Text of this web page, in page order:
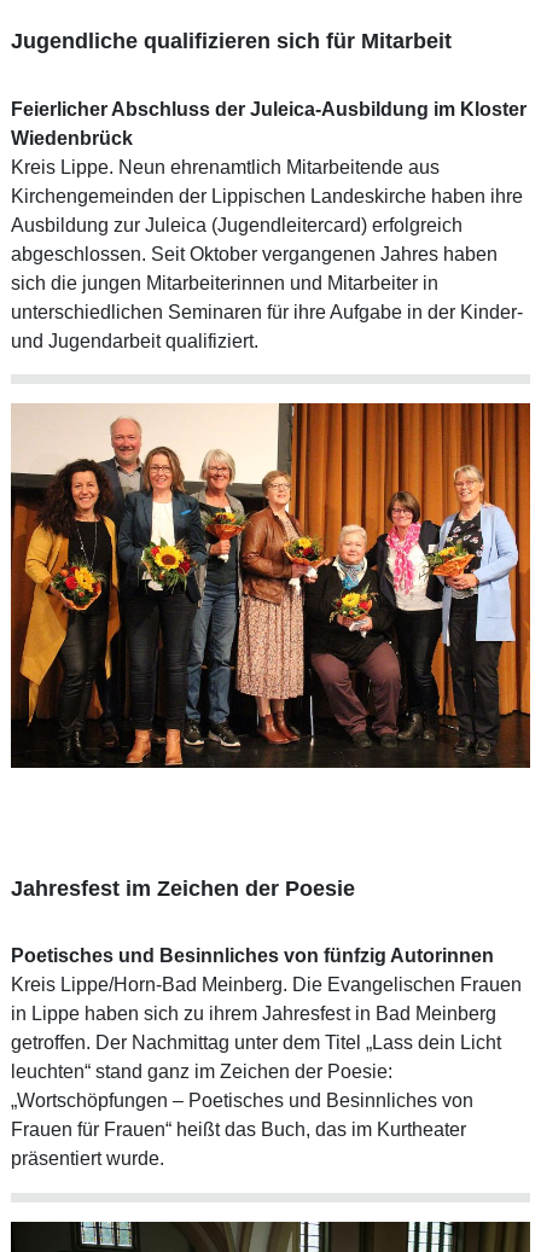
Jugendliche qualifizieren sich für Mitarbeit
Feierlicher Abschluss der Juleica-Ausbildung im Kloster
Wiedenbrück
Kreis Lippe. Neun ehrenamtlich Mitarbeitende aus
Kirchengemeinden der Lippischen Landeskirche haben ihre
Ausbildung zur Juleica (Jugendleitercard) erfolgreich
abgeschlossen. Seit Oktober vergangenen Jahres haben
sich die jungen Mitarbeiterinnen und Mitarbeiter in
unterschiedlichen Seminaren für ihre Aufgabe in der Kinder-
und Jugendarbeit qualifiziert.
Jahresfest im Zeichen der Poesie
Poetisches und Besinnliches von fünfzig Autorinnen
Kreis Lippe/Horn-Bad Meinberg. Die Evangelischen Frauen
in Lippe haben sich zu ihrem Jahresfest in Bad Meinberg
getroffen. Der Nachmittag unter dem Titel „Lass dein Licht
leuchten“ stand ganz im Zeichen der Poesie:
„Wortschöpfungen – Poetisches und Besinnliches von
Frauen für Frauen“ heißt das Buch, das im Kurtheater
präsentiert wurde.